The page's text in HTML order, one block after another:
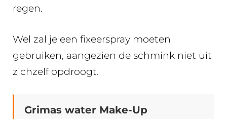
regen.
Wel zal je een fixeerspray moeten
gebruiken, aangezien de schmink niet uit
zichzelf opdroogt.
Grimas water Make-Up